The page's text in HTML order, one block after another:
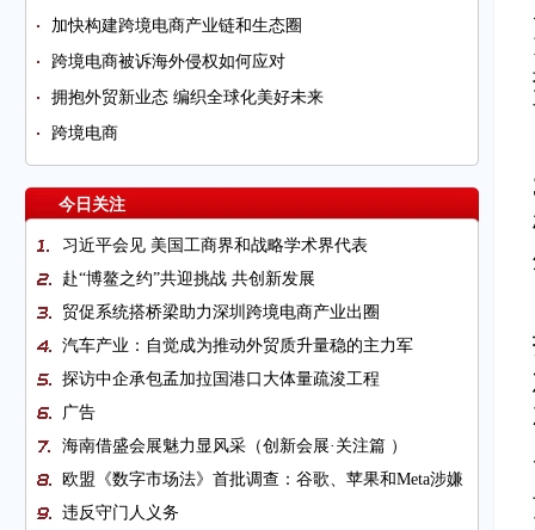
加快构建跨境电商产业链和生态圈
跨境电商被诉海外侵权如何应对
拥抱外贸新业态 编织全球化美好未来
跨境电商
今日关注
习近平会见 美国工商界和战略学术界代表
赴“博鳌之约”共迎挑战 共创新发展
贸促系统搭桥梁助力深圳跨境电商产业出圈
汽车产业：自觉成为推动外贸质升量稳的主力军
探访中企承包孟加拉国港口大体量疏浚工程
广告
海南借盛会展魅力显风采（创新会展·关注篇 ）
欧盟《数字市场法》首批调查：谷歌、苹果和Meta涉嫌
违反守门人义务